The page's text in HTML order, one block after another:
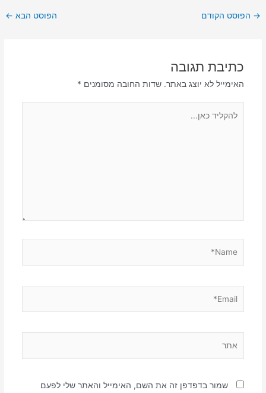
→ הפוסט הקודם הפוסט הבא ←
כתיבת תגובה
האימייל לא יוצג באתר. שדות החובה מסומנים *
כאן...
שמור בדפדפן זה את השם, האימייל והאתר שלי לפעם